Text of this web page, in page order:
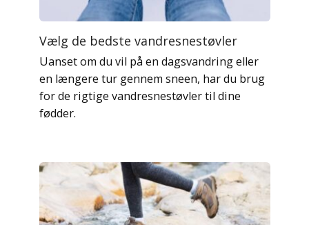
Vælg de bedste vandresnestøvler
Uanset om du vil på en dagsvandring eller
en længere tur gennem sneen, har du brug
for de rigtige vandresnestøvler til dine
fødder.